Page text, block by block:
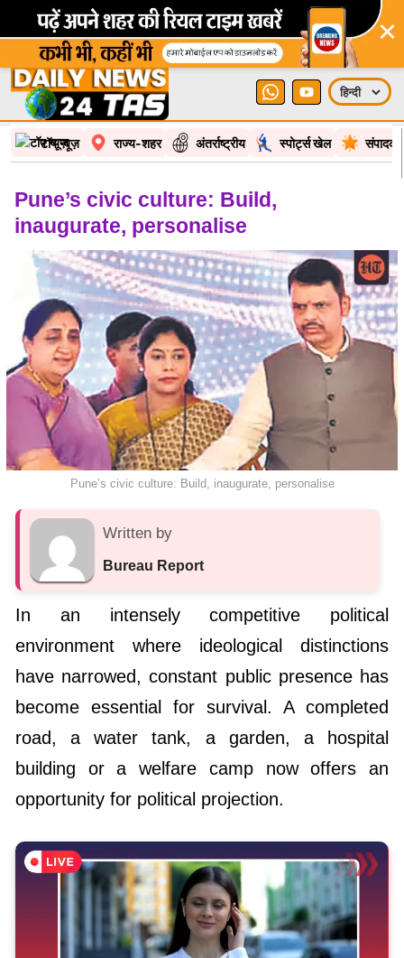
×
टॉप न्यूज़ राज्य-शहर अंतर्राष्ट्रीय स्पोर्ट्स खेल
Pune’s civic culture: Build,
inaugurate, personalise
Pune’s civic culture: Build, inaugurate, personalise
Written by
Bureau Report
In an intensely competitive political
environment where ideological distinctions
have narrowed, constant public presence has
become essential for survival. A completed
road, a water tank, a garden, a hospital
building or a welfare camp now offers an
opportunity for political projection.